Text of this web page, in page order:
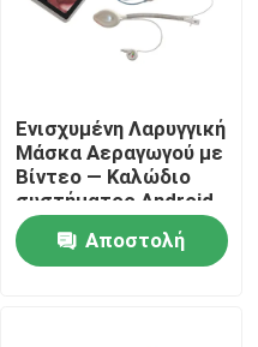
Ενισχυμένη Λαρυγγική
Μάσκα Αεραγωγού με
Βίντεο — Καλώδιο
συστήματος Android
— Σωλήνας
Ανθεκτικός στην
Τσάκιση-Κάμερα HD-
Αποστολή